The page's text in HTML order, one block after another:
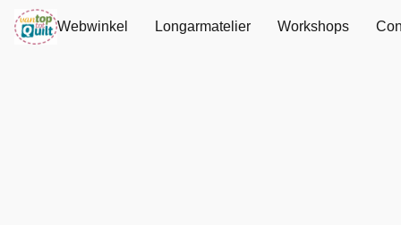
Webwinkel Longarmatelier Workshops